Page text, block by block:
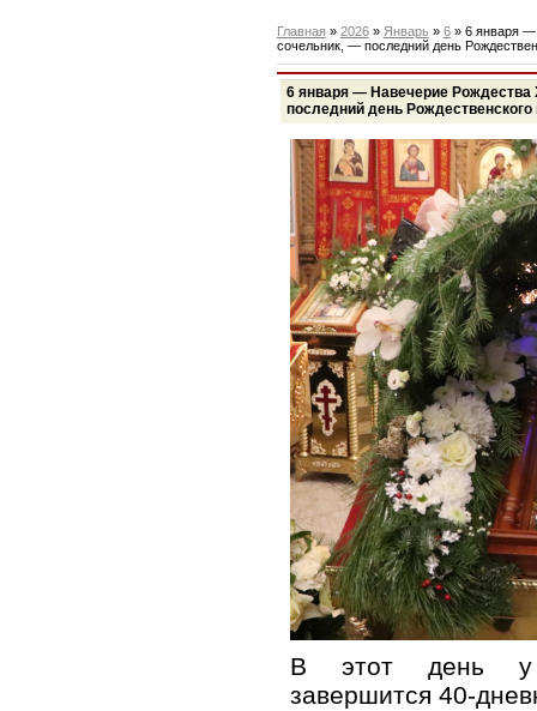
Главная » 2026 » Январь » 6» 6 января —
сочельник, — последний день
6 января — Навечерие Рождества
последний день
В этот день у
завершится 40-